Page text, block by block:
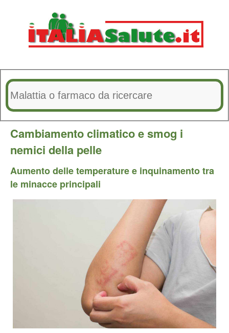
Cambiamento climatico e smog i
nemici della pelle
Aumento delle temperature e inquinamento tra
le minacce principali